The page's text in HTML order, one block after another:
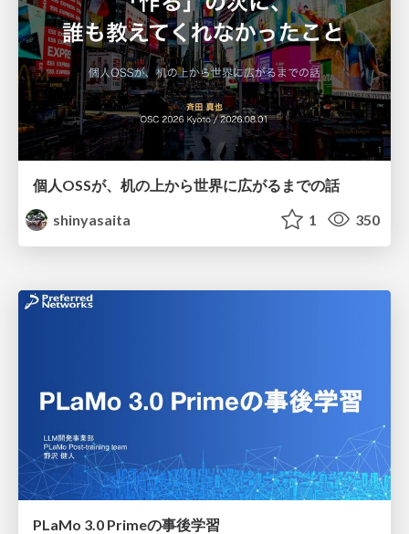
個人OSSが、机の上から世界に広がるまでの話
shinyasaita
1 350
PLaMo 3.0 Primeの事後学習